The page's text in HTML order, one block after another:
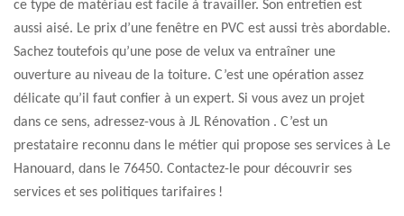
ce type de matériau est facile à travailler. Son entretien est
aussi aisé. Le prix d’une fenêtre en PVC est aussi très abordable.
Sachez toutefois qu’une pose de velux va entraîner une
ouverture au niveau de la toiture. C’est une opération assez
délicate qu’il faut confier à un expert. Si vous avez un projet
dans ce sens, adressez-vous à JL Rénovation . C’est un
prestataire reconnu dans le métier qui propose ses services à Le
Hanouard, dans le 76450. Contactez-le pour découvrir ses
services et ses politiques tarifaires !